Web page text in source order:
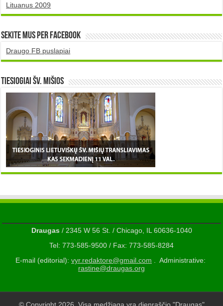
Lituanus 2009
Sekite mus per Facebook
Draugo FB puslapiai
TIESIOGIAI šv. MIŠIOS
Draugas/ 2345 W 56 St. / Chicago, IL 60636-1040
Tel: 773-585-9500 / Fax: 773-585-8284
E-mail (editorial): vyr.redaktore@gmail.com . Administrative:
rastine@draugas.org